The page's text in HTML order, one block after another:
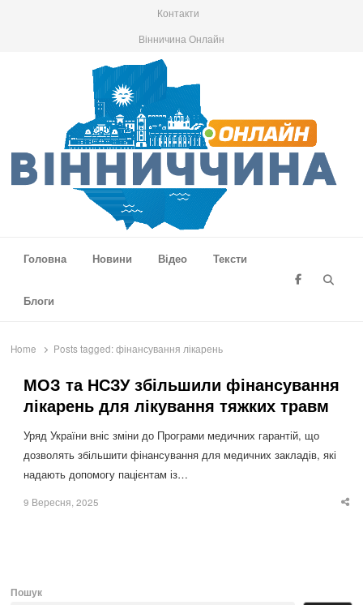
Контакти
Вінничина Онлайн
Головна
Новини Відео Тексти
Блоги
Home Posts tagged:фінансування лікарень
МОЗ та НСЗУ збільшили фінансування
лікарень для лікування тяжких травм
Уряд України вніс зміни до Програми медичних гарантій, що
дозволять збільшити фінансування для медичних закладів, які
надають допомогу пацієнтам із…
9 Вересня, 2025
Пошук